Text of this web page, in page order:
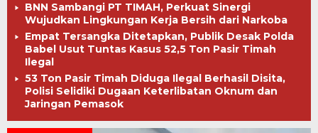
BNN Sambangi PT TIMAH, Perkuat Sinergi
Wujudkan Lingkungan Kerja Bersih dari Narkoba
Empat Tersangka Ditetapkan, Publik Desak Polda
Babel Usut Tuntas Kasus 52,5 Ton Pasir Timah
Ilegal
53 Ton Pasir Timah Diduga Ilegal Berhasil Disita,
Polisi Selidiki Dugaan Keterlibatan Oknum dan
Jaringan Pemasok